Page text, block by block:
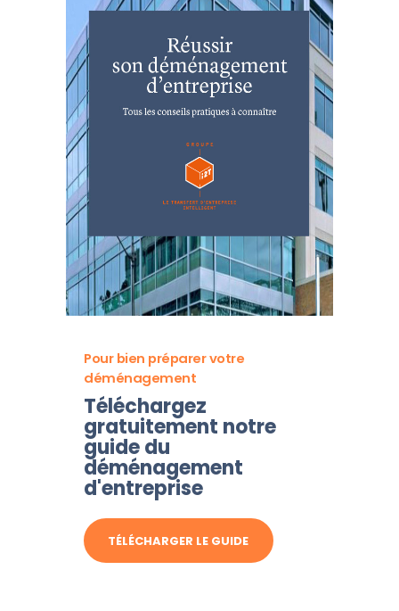
Pour bien préparer votre
déménagement
Téléchargez
gratuitement notre
guide du
déménagement
d'entreprise
TÉLÉCHARGER LE GUIDE